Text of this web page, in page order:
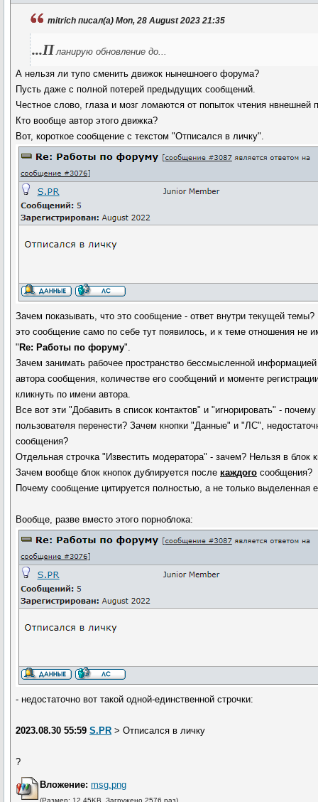
mitrich писал(а) Mon, 28 August 2023 21:35
...Планирую обновление до...
А нельзя ли тупо сменить движок нынешноего форума?
Пусть даже с полной потерей предыдущих сообщений.
Честное слово, глаза и мозг ломаются от попыток чтения нвнешней
Кто вообще автор этого движка?
Вот, короткое сообщение с текстом "Отписался в личку".
Зачем показывать, что это сообщение - ответ внутри текущей
это сообщение само по себе тут появилось, и к теме отношения не
" Re: Работы по форуму".
Зачем занимать рабочее пространство бессмысленной
автора сообщения, количестве его сообщений и моменте
кликнуть по имени автора.
Все вот эти "Добавить в список контактов" и "игнорировать" -
пользователя перенести? Зачем кнопки "Данные" и "ЛС",
сообщения?
Отдельная строчка "Известить модератора" - зачем? Нельзя в блок
Зачем вообще блок кнопок дублируется после каждого сообщения?
Почему сообщение цитируется полностью, а не только выделенная
Вообще, разве вместо этого порноблока:
- недостаточно вот такой одной-единственной строчки:
2023.08.30 55:59S.PR > Отписался в личку
?
Вложение: msg.png
(Размер: 12.45KB, Загружено 2576 раз)